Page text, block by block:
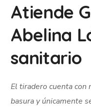
Atiende
Abelina
sanitario
El tiradero cuenta con
basura y únicamente